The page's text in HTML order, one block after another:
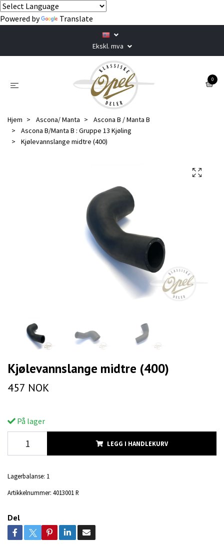
Powered by Translate
Ekskl. mva
0
Hjem Ascona/ Manta
Ascona B / Manta B
Ascona B/Manta B : Gruppe 13 Kjøling
Kjølevannslange midtre (400)
Kjølevannslange midtre (400)
457 NOK
På lager
LEGG I HANDLEKURV
Lagerbalanse: 1
Artikkelnummer: 4013001 R
Del